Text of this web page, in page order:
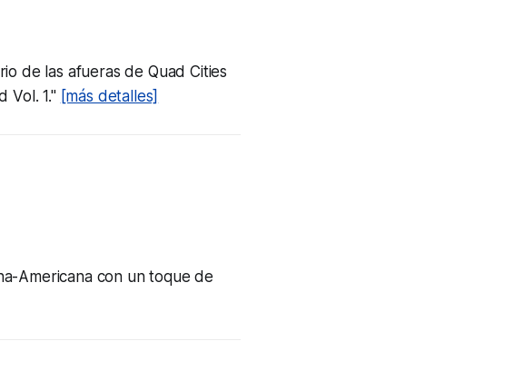
de las afueras de Quad Cities
Vol. 1." [más detalles]
Americana con un toque de